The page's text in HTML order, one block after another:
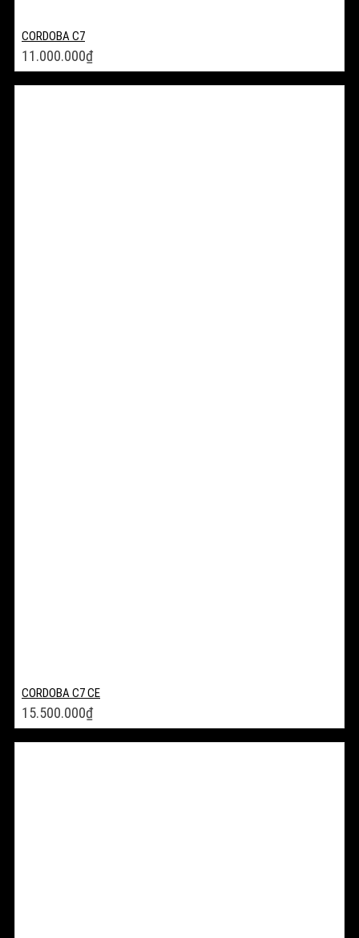
CORDOBA C7
11.000.000₫
CORDOBA C7 CE
15.500.000₫